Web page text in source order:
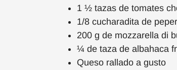
1 ½ tazas de tomates
1/8 cucharadita de
200 g de mozzarella di
¼ de taza de albahaca
Queso rallado a gusto